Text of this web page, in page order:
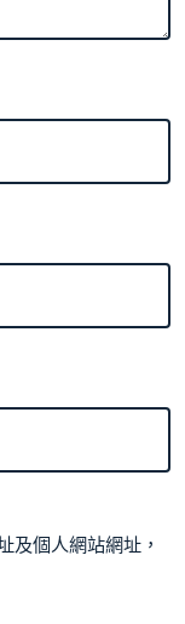
及個人網站網址，